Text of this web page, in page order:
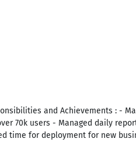
and Achievements : -
70k users - Managed daily
time for deployment for new